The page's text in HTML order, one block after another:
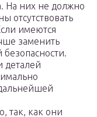
На них не должно
отсутствовать
имеются
заменить
деталей
так, как они